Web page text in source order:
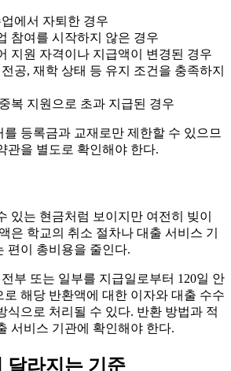
에서 자퇴한 경우
참여를 시작하지 않은 경우
지원 자격이나 지급액이 변경된 경우
공, 재학 상태 등 유지 조건을 충족하지
복 지원으로 초과 지급된 경우
등록금과 교재로만 제한할 수 있으므
관을 별도로 확인해야 한다.
있는 현금처럼 보이지만 여전히 빚이
은 학교의 취소 절차나 대출 서비스 기
편이 총비용을 줄인다.
부 또는 일부를 지급일로부터 120일 안
해당 반환액에 대한 이자와 대출 수수
식으로 처리될 수 있다. 반환 방법과 적
서비스 기관에 확인해야 한다.
달라지는 기준